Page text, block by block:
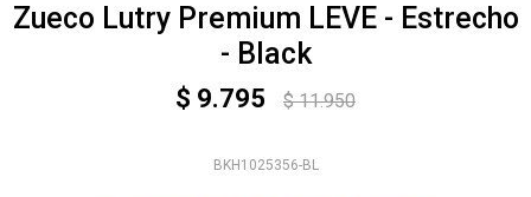
Zueco Lutry Premium LEVE - Estrecho
- Black
$ 9.795 $ 11.950
BKH1025356-BL